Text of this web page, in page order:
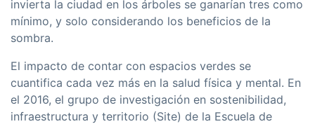
invierta la ciudad en los árboles se ganarían tres como
mínimo, y solo considerando los beneficios de la
sombra.
El impacto de contar con espacios verdes se
cuantifica cada vez más en la salud física y mental. En
el 2016, el grupo de investigación en sostenibilidad,
infraestructura y territorio (Site) de la Escuela de